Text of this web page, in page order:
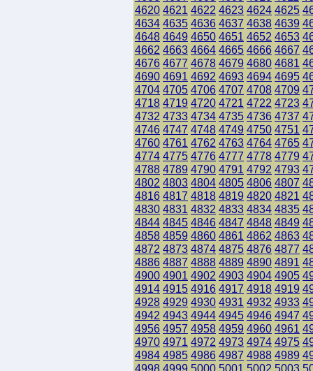
4620 4621 4622 4623 4624 4625
4634 4635 4636 4637 4638 4639
4648 4649 4650 4651 4652 4653
4662 4663 4664 4665 4666 4667
4676 4677 4678 4679 4680 4681
4690 4691 4692 4693 4694 4695
4704 4705 4706 4707 4708 4709
4718 4719 4720 4721 4722 4723
4732 4733 4734 4735 4736 4737
4746 4747 4748 4749 4750 4751
4760 4761 4762 4763 4764 4765
4774 4775 4776 4777 4778 4779
4788 4789 4790 4791 4792 4793
4802 4803 4804 4805 4806 4807
4816 4817 4818 4819 4820 4821
4830 4831 4832 4833 4834 4835
4844 4845 4846 4847 4848 4849
4858 4859 4860 4861 4862 4863
4872 4873 4874 4875 4876 4877
4886 4887 4888 4889 4890 4891
4900 4901 4902 4903 4904 4905
4914 4915 4916 4917 4918 4919
4928 4929 4930 4931 4932 4933
4942 4943 4944 4945 4946 4947
4956 4957 4958 4959 4960 4961
4970 4971 4972 4973 4974 4975
4984 4985 4986 4987 4988 4989
4998 4999 5000 5001 5002 5003